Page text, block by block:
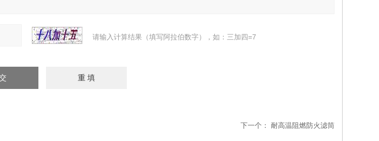
请输入计算结果（填写阿拉伯数字），如：三加四=7
下一个： 耐高温阻燃防火滤筒